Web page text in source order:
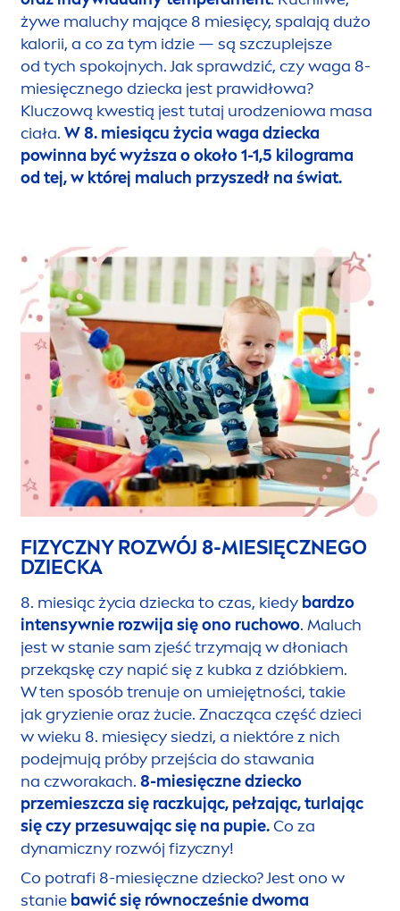
żywe maluchy mające 8 miesięcy, spalają dużo
kalorii, a co za tym idzie — są szczuplejsze
od tych spokojnych. Jak sprawdzić, czy waga 8-
miesięcznego dziecka jest prawidłowa?
Kluczową kwestią jest tutaj urodzeniowa masa
ciała. W 8. miesiącu życia waga dziecka
powinna być wyższa o około 1-1,5 kilograma
od tej, w której maluch przyszedł na świat.
FIZYCZNY ROZWÓJ 8-MIESIĘCZNEGO
DZIECKA
8. miesiąc życia dziecka to czas, kiedy bardzo
intensywnie rozwija się ono ruchowo. Maluch
jest w stanie sam zjeść trzymają w dłoniach
przekąskę czy napić się z kubka z dzióbkiem.
W ten sposób trenuje on umiejętności, takie
jak gryzienie oraz żucie. Znacząca część dzieci
w wieku 8. miesięcy siedzi, a niektóre z nich
podejmują próby przejścia do stawania
na czworakach. 8-miesięczne dziecko
przemieszcza się raczkując, pełzając, turlając
się czy przesuwając się na pupie. Co za
dynamiczny rozwój fizyczny!
Co potrafi 8-miesięczne dziecko? Jest ono w
stanie bawić się równocześnie dwoma